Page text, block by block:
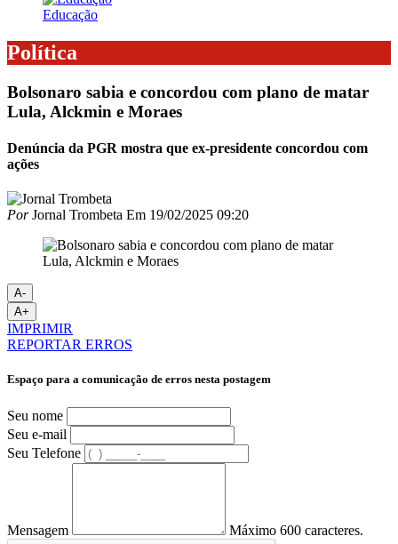
Educação
Política
Bolsonaro sabia e concordou com plano de matar
Lula, Alckmin e Moraes
Denúncia da PGR mostra que ex-presidente concordou com
ações
PorJornal Trombeta Em 19/02/2025 09:20
A-
A+
IMPRIMIR
REPORTAR ERROS
Espaço para a comunicação de erros nesta postagem
Seu nome
Seu e-mail
Seu Telefone
Mensagem Máximo 600 caracteres.